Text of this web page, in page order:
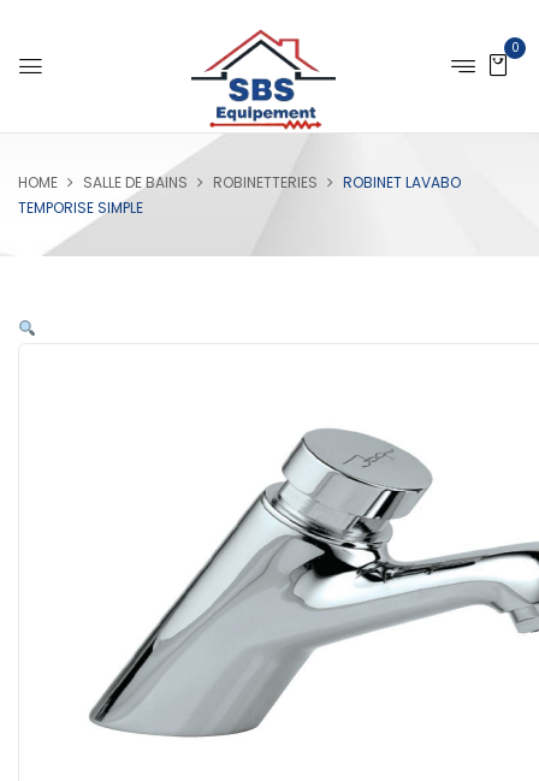
0
HOME SALLE DE BAINS ROBINETTERIES
ROBINET LAVABO
TEMPORISE SIMPLE